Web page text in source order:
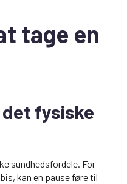
tage en
fysiske
sundhedsfordele. For
kan en pause føre til